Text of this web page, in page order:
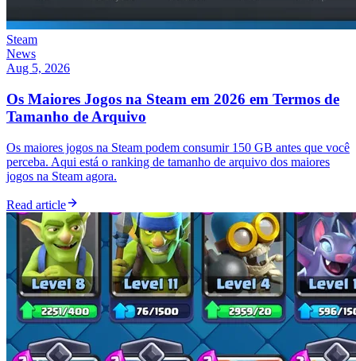
Steam
News
Aug 5, 2026
Os Maiores Jogos na Steam em 2026 em Termos de
Tamanho de Arquivo
Os maiores jogos na Steam podem consumir 150 GB antes que você
perceba. Aqui está o ranking de tamanho de arquivo dos maiores
jogos na Steam agora.
Read article